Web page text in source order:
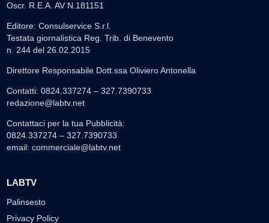
Oscr. R.E.A. AV N.181151
Editore: Consulservice S.r.l.
Testata giornalistica Reg. Trib. di Benevento
n. 244 del 26.02.2015
Direttore Responsabile Dott.ssa Oliviero Antonella
Contatti: 0824.337274 – 327.7390733
redazione@labtv.net
Contattaci per la tua Pubblicità:
0824.337274 – 327.7390733
email: commerciale@labtv.net
LABTV
Palinsesto
Privacy Policy